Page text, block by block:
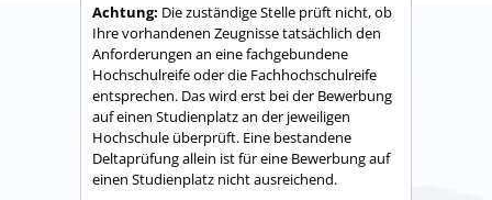
Achtung: Die zuständige Stelle prüft nicht, ob
Ihre vorhandenen Zeugnisse tatsächlich den
Anforderungen an eine fachgebundene
Hochschulreife oder die Fachhochschulreife
entsprechen. Das wird erst bei der Bewerbung
auf einen Studienplatz an der jeweiligen
Hochschule überprüft. Eine bestandene
Deltaprüfung allein ist für eine Bewerbung auf
einen Studienplatz nicht ausreichend.